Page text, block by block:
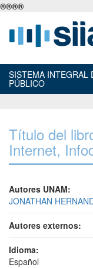
®®®®
SISTEMA INTEGRAL
PÚBLICO
Título del
Internet,
Autores UNAM:
JONATHAN
Autores externos:
Idioma:
Español